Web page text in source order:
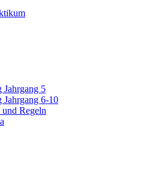
Jahrgang 5
Jahrgang 6-10
Regeln